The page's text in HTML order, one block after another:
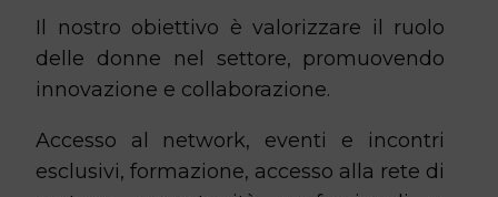
Il nostro obiettivo è valorizzare il ruolo
delle donne nel settore, promuovendo
innovazione e collaborazione.
Accesso al network, eventi e incontri
esclusivi, formazione, accesso alla rete di